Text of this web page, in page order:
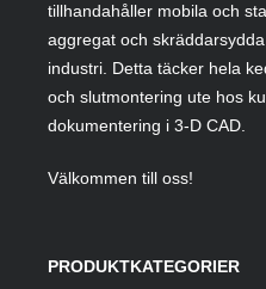
tillhandahåller mobila och
aggregat och
industri. Detta täcker hela
och slutmontering ute hos
dokumentering i 3-D CAD.
Välkommen till oss!
PRODUKTKATEGORIER